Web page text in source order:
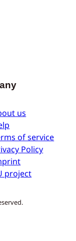
us
of service
Policy
project